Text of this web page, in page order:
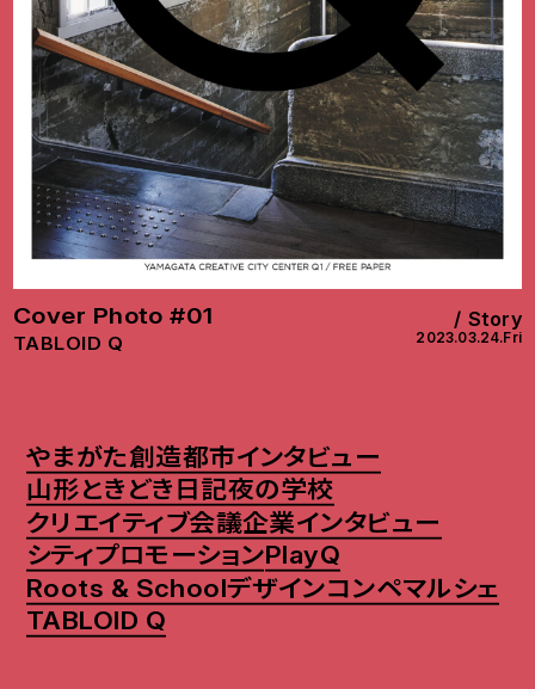
Cover Photo #01
TABLOID Q
Story
2023.03.24.Fri
やまがた創造都市インタビュー
山形ときどき日記夜の学校
クリエイティブ会議企業インタビュー
シティプロモーションPlayQ
Roots & Schoolデザインコンペマルシェ
TABLOID Q